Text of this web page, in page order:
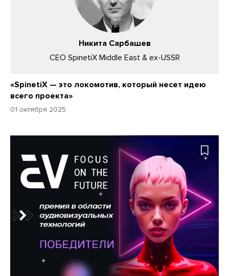
Никита Сарбашев
CEO SpinetiX Middle East & ex-USSR
«SpinetiX — это локомотив, который несет идею
всего проекта»
01 октября 2025